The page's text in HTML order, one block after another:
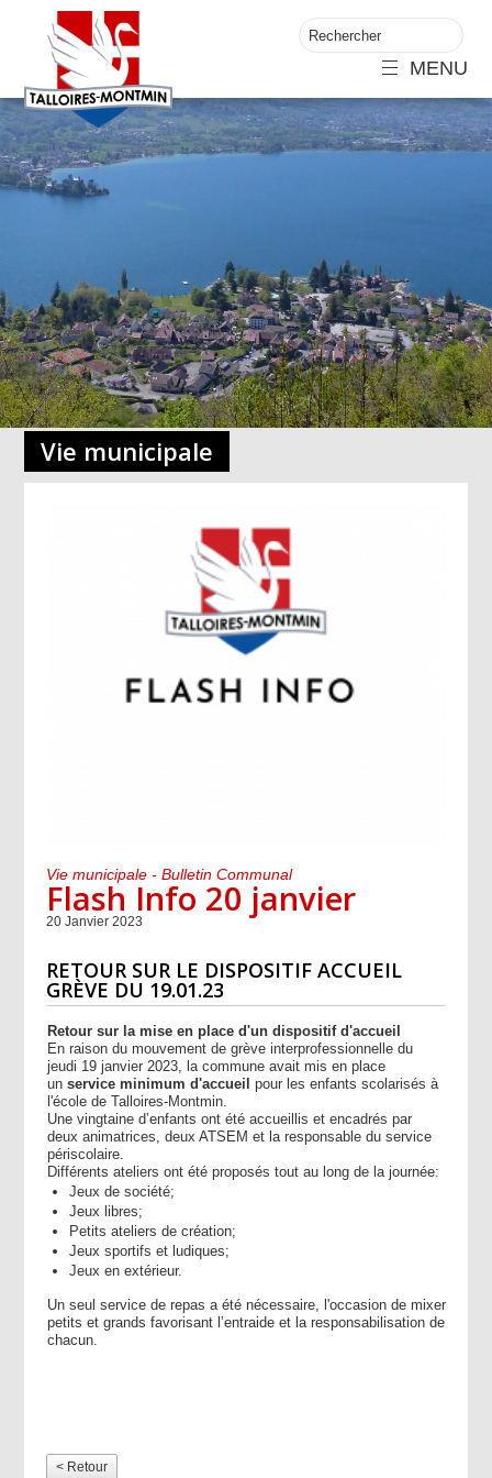
MENU
Vie municipale
Vie municipale - Bulletin Communal
Flash Info 20 janvier
20 Janvier 2023
RETOUR SUR LE DISPOSITIF ACCUEIL
GRÈVE DU 19.01.23
Retour sur la mise en place d'un dispositif d'accueil
En raison du mouvement de grève interprofessionnelle du
jeudi 19 janvier 2023, la commune avait mis en place
un service minimum d'accueil pour les enfants scolarisés à
l'école de Talloires-Montmin.
Une vingtaine d’enfants ont été accueillis et encadrés par
deux animatrices, deux ATSEM et la responsable du service
périscolaire.
Différents ateliers ont été proposés tout au long de la journée:
Jeux de société;
Jeux libres;
Petits ateliers de création;
Jeux sportifs et ludiques;
Jeux en extérieur.
Un seul service de repas a été nécessaire, l'occasion de mixer
petits et grands favorisant l’entraide et la responsabilisation de
chacun.
< Retour